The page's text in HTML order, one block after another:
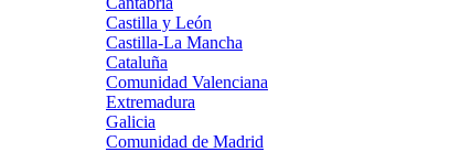
Castilla y León
Castilla-La Mancha
Cataluña
Comunidad Valenciana
Extremadura
Galicia
Comunidad de Madrid